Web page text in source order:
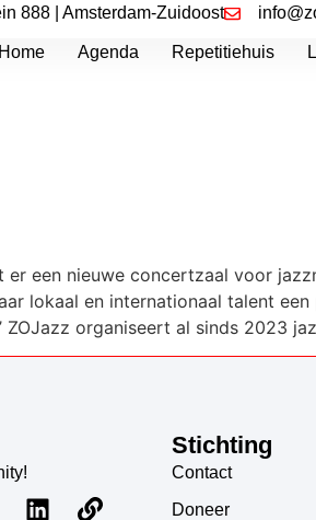
888 | Amsterdam-Zuidoost
Home Agenda Repetitiehuis
er een nieuwe concertzaal voor
lokaal en internationaal talent
ZOJazz organiseert al sinds 2023
Stichting
Contact
Doneer